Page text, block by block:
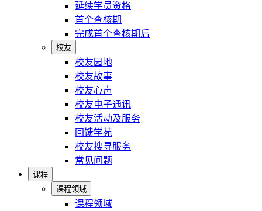
延续学员资格
首个查核期
完成首个查核期后
校友
校友园地
校友故事
校友心声
校友电子通讯
校友活动及服务
回馈学苑
校友搜寻服务
常见问题
课程
课程领域
课程领域